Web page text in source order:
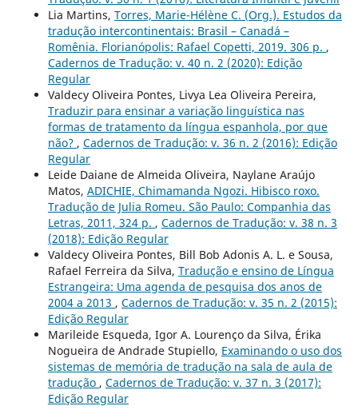
Lia Martins, Torres, Marie-Hélène C. (Org.). Estudos da
tradução intercontinentais: Brasil – Canadá –
Romênia. Florianópolis: Rafael Copetti, 2019. 306 p. ,
Cadernos de Tradução: v. 40 n. 2 (2020): Edição
Regular
Valdecy Oliveira Pontes, Livya Lea Oliveira Pereira,
Traduzir para ensinar a variação linguística nas
formas de tratamento da língua espanhola, por que
não? , Cadernos de Tradução: v. 36 n. 2 (2016): Edição
Regular
Leide Daiane de Almeida Oliveira, Naylane Araújo
Matos, ADICHIE, Chimamanda Ngozi. Hibisco roxo.
Tradução de Julia Romeu. São Paulo: Companhia das
Letras, 2011, 324 p. , Cadernos de Tradução: v. 38 n. 3
(2018): Edição Regular
Valdecy Oliveira Pontes, Bill Bob Adonis A. L. e Sousa,
Rafael Ferreira da Silva, Tradução e ensino de Língua
Estrangeira: Uma agenda de pesquisa dos anos de
2004 a 2013 , Cadernos de Tradução: v. 35 n. 2 (2015):
Edição Regular
Marileide Esqueda, Igor A. Lourenço da Silva, Érika
Nogueira de Andrade Stupiello, Examinando o uso dos
sistemas de memória de tradução na sala de aula de
tradução , Cadernos de Tradução: v. 37 n. 3 (2017):
Edição Regular